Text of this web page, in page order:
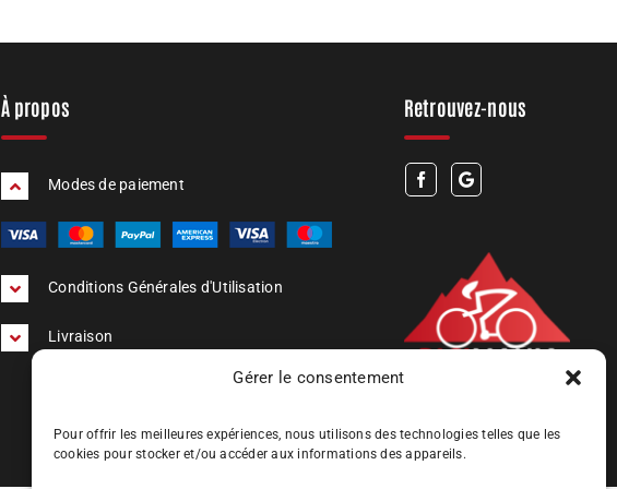
Gérer le consentement
Pour offrir les meilleures expériences, nous utilisons des technologies telles que les
cookies pour stocker et/ou accéder aux informations des appareils.
À propos
Modes de paiement
Conditions Générales d'Utilisation
Livraison
Retrouvez-nous